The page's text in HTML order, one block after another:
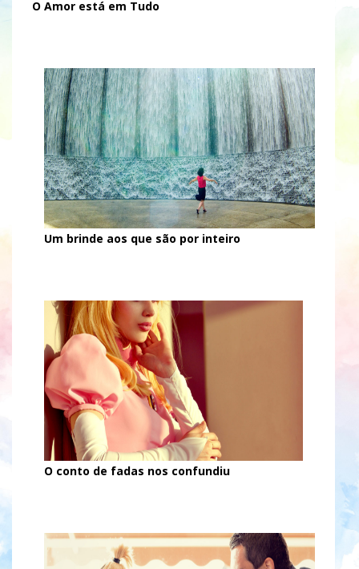
O Amor está em Tudo
Um brinde aos que são por inteiro
O conto de fadas nos confundiu